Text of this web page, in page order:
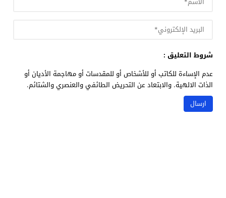
شروط التعليق :
عدم الإساءة للكاتب أو للأشخاص أو للمقدسات أو مهاجمة الأديان أو
الذات الالهية. والابتعاد عن التحريض الطائفي والعنصري والشتائم.